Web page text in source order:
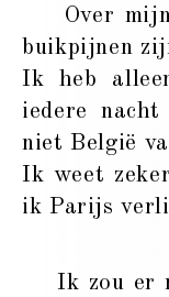
Over mijn
buikpijnen
Ik heb
iedere
niet België
Ik weet
ik Parijs
Ik zou er